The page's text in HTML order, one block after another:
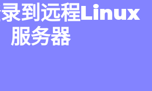
到远程Linux
服务器